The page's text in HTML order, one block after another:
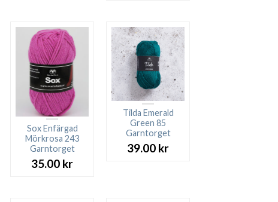
Sox Enfärgad
Mörkrosa 243
Garntorget
35.00 kr
Tilda Emerald
Green 85
Garntorget
39.00 kr